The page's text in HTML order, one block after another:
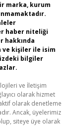
marka, kurum
haber niteliği
hakkında
ve kişiler ile isim
bilgiler
ve İletişim
olarak hizmet
olarak denetleme
Ancak, üyelerimiz
siteye üye olarak